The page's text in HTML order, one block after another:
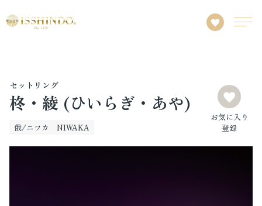
セットリング
柊・綾 (ひいらぎ・あや)
俄/ニワカ NIWAKA
お気に入り
登録